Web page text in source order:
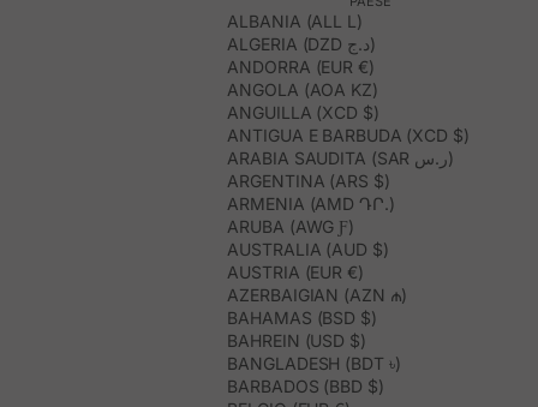
ALBANIA (ALL L)
ALGERIA (DZD د.ج)
ANDORRA (EUR €)
ANGOLA (AOA KZ)
ANGUILLA (XCD $)
ANTIGUA E BARBUDA (XCD $)
ARABIA SAUDITA (SAR ر.س)
ARGENTINA (ARS $)
ARMENIA (AMD ԴՐ.)
ARUBA (AWG Ƒ)
AUSTRALIA (AUD $)
AUSTRIA (EUR €)
AZERBAIGIAN (AZN ₼)
BAHAMAS (BSD $)
BAHREIN (USD $)
BANGLADESH (BDT ৳)
BARBADOS (BBD $)